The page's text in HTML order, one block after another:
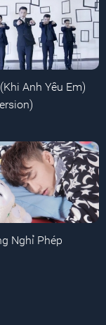
Anh Yêu Em)
Nghỉ Phép